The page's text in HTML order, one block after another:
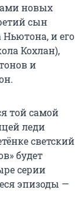
новых
сын
и его
Кохлан),
и
той самой
леди
светский
будет
серии
эпизоды —